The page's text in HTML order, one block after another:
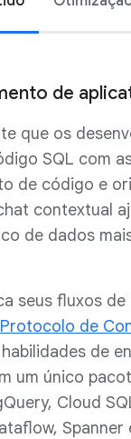
de
que os
SQL com
de código e
contextual
de dados
seus fluxos
Protocolo de
de
um único
Cloud